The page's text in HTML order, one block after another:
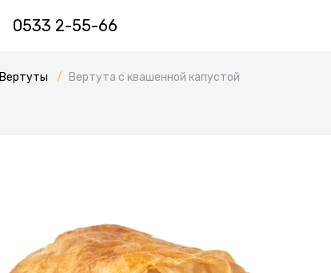
0533 2-55-66
Вертуты Вертута с квашенной капустой